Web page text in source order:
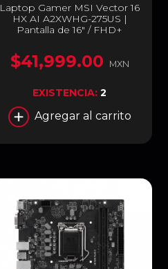
Laptop Gamer MSI Vector 16
HX AI A2XWHG-275US |
Pantalla de 16" / FHD+
Intel Core Ultra 7 255HX |
NVIDIA GeForce RTX 5070 Ti
12GB GDDR7 | 16GB RAM
Home | Teclado en Inglés |
Gris | A2XWHG-275US
$41,999.00 MXN
EXISTENCIA:2
Agregar al carrito